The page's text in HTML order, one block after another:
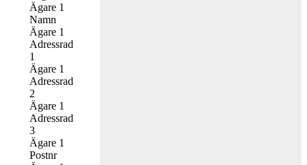
Ägare 1
Namn
Ägare 1
Adressrad
1
Ägare 1
Adressrad
2
Ägare 1
Adressrad
3
Ägare 1
Postnr